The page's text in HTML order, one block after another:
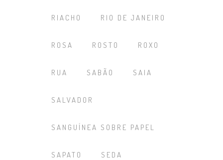
RIACHO RIO DE JANEIRO
ROSA ROSTO ROXO
RUA SABÃO SAIA
SALVADOR
SANGUÍNEA SOBRE PAPEL
SAPATO SEDA